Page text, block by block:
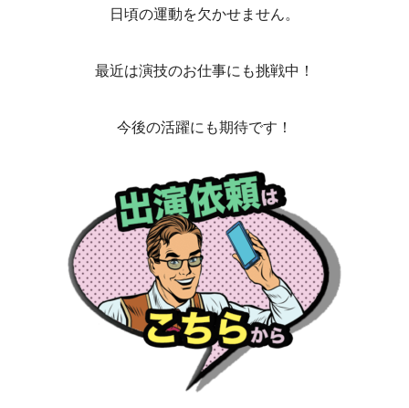
日頃の運動を欠かせません。
最近は演技のお仕事にも挑戦中！
今後の活躍にも期待です！